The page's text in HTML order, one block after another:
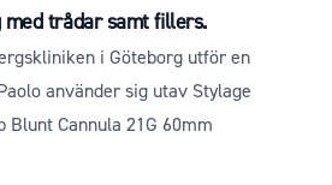
med trådar samt fillers.
i Göteborg utför en
använder sig utav Stylage
Cannula 21G 60mm